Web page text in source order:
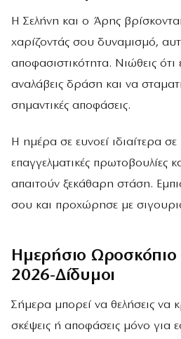
Η Σελήνη και ο Άρης
χαρίζοντάς σου δυναμισμό,
αποφασιστικότητα. Νιώθεις ότι
αναλάβεις δράση και να
σημαντικές αποφάσεις.
Η ημέρα σε ευνοεί ιδιαίτερα
επαγγελματικές πρωτοβουλίες
απαιτούν ξεκάθαρη στάση.
σου και προχώρησε με
Ημερήσιο Ωροσκόπιο
2026-Δίδυμοι
Σήμερα μπορεί να θελήσεις να
σκέψεις ή αποφάσεις μόνο για